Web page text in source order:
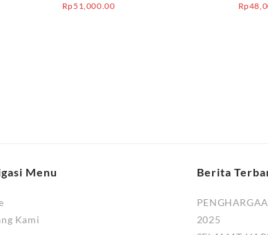
Rp51,000.00 Rp
Menu
Kami
Berita
2025